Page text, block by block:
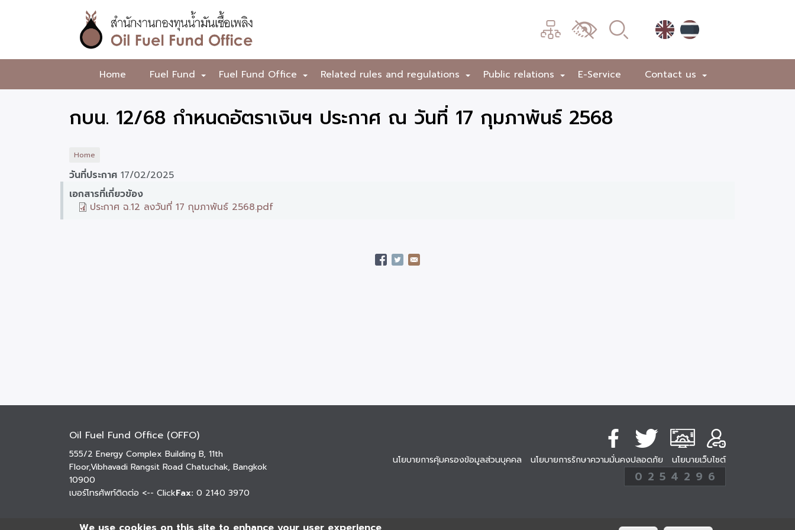
สำนักงาน
กองทุน
น้ำมัน
เพลิง
เมนู
เปลี่ยน
ผล
Home +
Fuel Fund +
Fuel Fund Office +
Related rules and regulations +
Public relations E-Service +
Contact us
กบน. 12/68 กำหนดอัตราเงินฯ ประกาศ ณ วันที่ 17 กุมภาพันธ์ 2568
Home
วันที่ประกาศ 17/02/2025
เอกสารที่เกี่ยวข้อง
ประกาศ ฉ.12 ลงวันที่ 17 กุมภาพันธ์ 2568.pdf
Oil Fuel Fund Office (OFFO)
555/2 Energy Complex Building B, 11th
Floor,Vibhavadi Rangsit Road Chatuchak, Bangkok
10900
เบอร์โทรศัพท์ติดต่อ <-- ClickFax: 0 2140 3970
นโยบายการคุ้มครองข้อมูลส่วนบุคคล นโยบายการรักษาความมั่นคงปลอดภัย นโยบายเว็บไซต์
254296
ครั้ง
0 2 5 4 2 9 6